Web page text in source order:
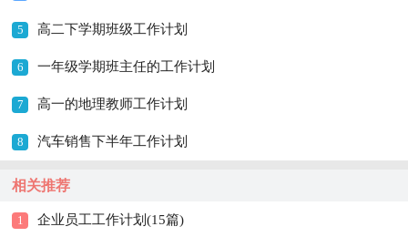
5 高二下学期班级工作计划
6 一年级学期班主任的工作计划
7 高一的地理教师工作计划
8 汽车销售下半年工作计划
相关推荐
1 企业员工工作计划(15篇)